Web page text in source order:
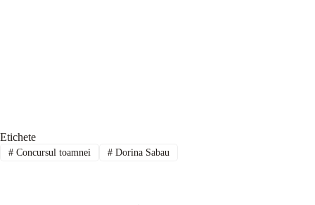
Etichete
#Concursul toamnei #Dorina Sabau